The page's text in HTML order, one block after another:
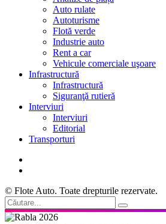
Auto rulate
Autoturisme
Flotă verde
Industrie auto
Rent a car
Vehicule comerciale uşoare
Infrastructură
Infrastructură
Siguranţă rutieră
Interviuri
Interviuri
Editorial
Transporturi
© Flote Auto. Toate drepturile rezervate.